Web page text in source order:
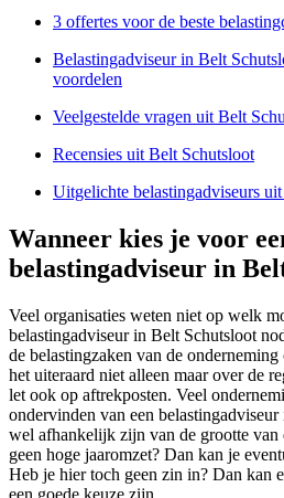
3 offertes voor de beste
Belastingadviseur in Belt
voordelen
Veelgestelde vragen uit Belt
Recensies uit Belt Schutsloot
Uitgelichte belastingadviseurs
Wanneer kies je voor
belastingadviseur in
Veel organisaties weten niet op welk
belastingadviseur in Belt Schutsloot
de belastingzaken van de
het uiteraard niet alleen maar over de
let ook op aftrekposten. Veel
ondervinden van een
wel afhankelijk zijn van de grootte
geen hoge jaaromzet? Dan kan je
Heb je hier toch geen zin in? Dan kan
een goede keuze zijn.